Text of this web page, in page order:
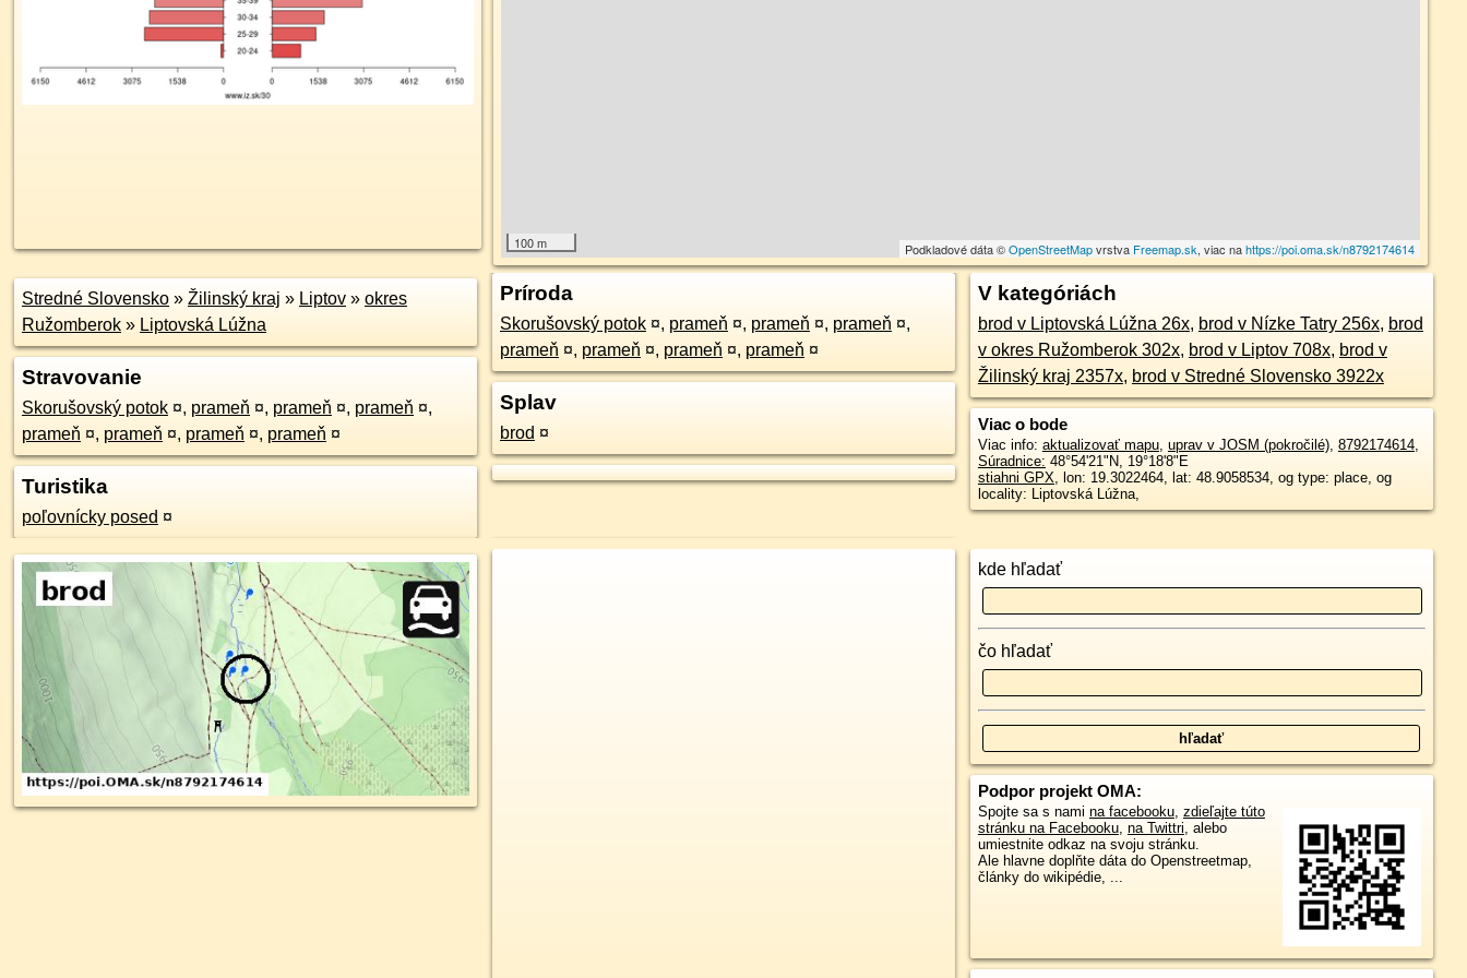
100 m Podkladové dáta ©OpenStreetMapvrstva Freemap.sk, viac nahttps://poi.oma.sk/n8792174614
Stredné Slovensko » Žilinský kraj » Liptov » okres
Ružomberok » Liptovská Lúžna
Stravovanie
Skorušovský potok ¤, prameň ¤, prameň ¤, prameň ¤,
prameň ¤, prameň ¤, prameň ¤, prameň ¤
Turistika
poľovnícky posed ¤
Príroda
Skorušovský potok ¤, prameň ¤, prameň ¤, prameň ¤,
prameň ¤, prameň ¤, prameň ¤, prameň ¤
Splav
brod ¤
V kategóriách
brod v Liptovská Lúžna 26x, brod v Nízke Tatry 256x, brod
v okres Ružomberok 302x, brod v Liptov 708x, brod v
Žilinský kraj 2357x, brod v Stredné Slovensko 3922x
Viac o bode
Viac info: aktualizovať mapu, uprav v JOSM (pokročilé), 8792174614,
Súradnice: 48°54'21"N, 19°18'8"E
stiahni GPX, lon: 19.3022464, lat: 48.9058534, og type: place, og
locality: Liptovská Lúžna,
kde hľadať
čo hľadať
Podpor projekt OMA:
Spojte sa s nami na facebooku, zdieľajte túto
stránku na Facebooku, na Twittri, alebo
umiestnite odkaz na svoju stránku.
Ale hlavne doplňte dáta do Openstreetmap,
články do wikipédie, ...